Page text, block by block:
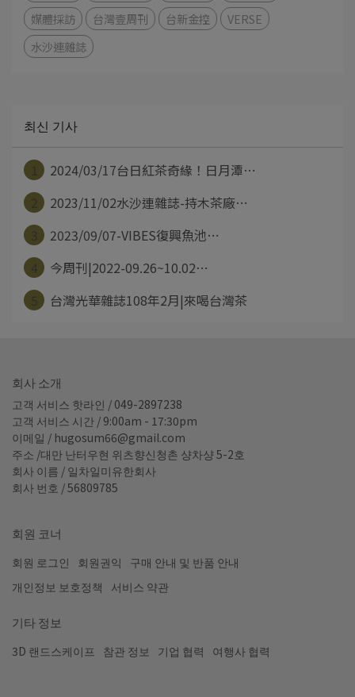
媒體採訪
台灣壹周刊 台新金控
VERSE
水沙連雜誌
최신 기사
2024/03/17台日紅茶奇緣！日月潭⋯
2023/11/02水沙連雜誌-持木茶廠⋯
2023/09/07-VIBES復興魚池⋯
今周刊|2022-09.26~10.02⋯
台灣光華雜誌108年2月|來喝台灣茶
회사 소개
고객 서비스 핫라인 / 049-2897238
고객 서비스 시간 / 9:00am - 17:30pm
이메일 / hugosum66@gmail.com
주소 /대만 난터우현 위츠향신청촌 샹차샹 5-2호
회사 이름 / 일차일미유한회사
회사 번호 / 56809785
회원 코너
회원 로그인 회원권익
구매 안내 및 반품 안내
개인정보 보호정책
서비스 약관
기타 정보
3D 랜드스케이프 참관 정보 기업 협력 여행사 협력